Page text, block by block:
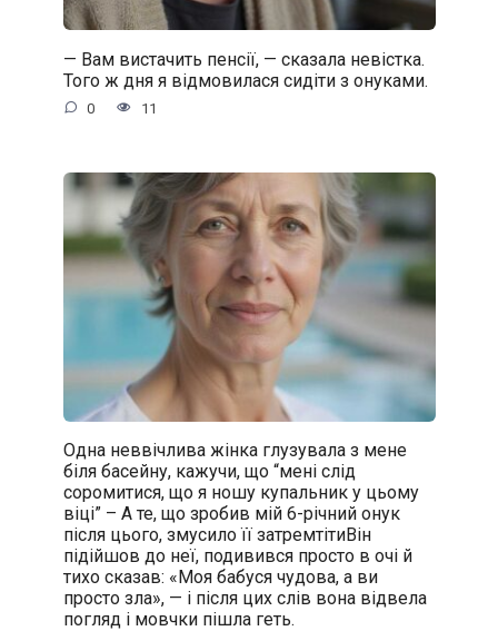
— Вам вистачить пенсії, — сказала невістка.
Того ж дня я відмовилася сидіти з онуками.
0 11
Одна неввічлива жінка глузувала з мене
біля басейну, кажучи, що “мені слід
соромитися, що я ношу купальник у цьому
віці” – А те, що зробив мій 6-річний онук
після цього, змусило її затремтітиВін
підійшов до неї, подивився просто в очі й
тихо сказав: «Моя бабуся чудова, а ви
просто зла», — і після цих слів вона відвела
погляд і мовчки пішла геть.